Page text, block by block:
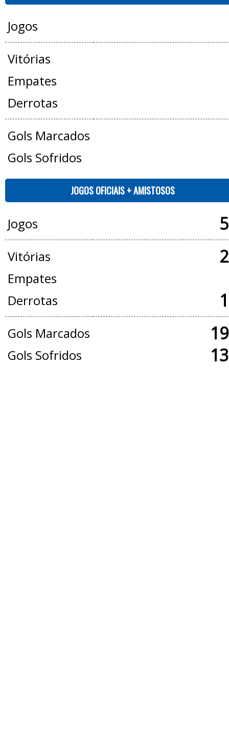
Jogos
Vitórias
Empates
Derrotas
Gols Marcados
Gols Sofridos
JOGOS OFICIAIS + AMISTOSOS
Jogos
Vitórias
Empates
Derrotas
Gols Marcados
Gols Sofridos